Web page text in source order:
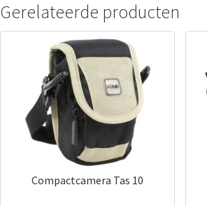
Gerelateerde producten
Compactcamera Tas 10